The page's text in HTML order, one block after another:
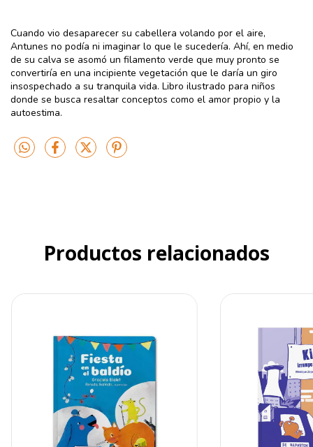
Cuando vio desaparecer su cabellera volando por el aire,
Antunes no podía ni imaginar lo que le sucedería. Ahí, en medio
de su calva se asomó un filamento verde que muy pronto se
convertiría en una incipiente vegetación que le daría un giro
insospechado a su tranquila vida. Libro ilustrado para niños
donde se busca resaltar conceptos como el amor propio y la
autoestima.
Productos relacionados